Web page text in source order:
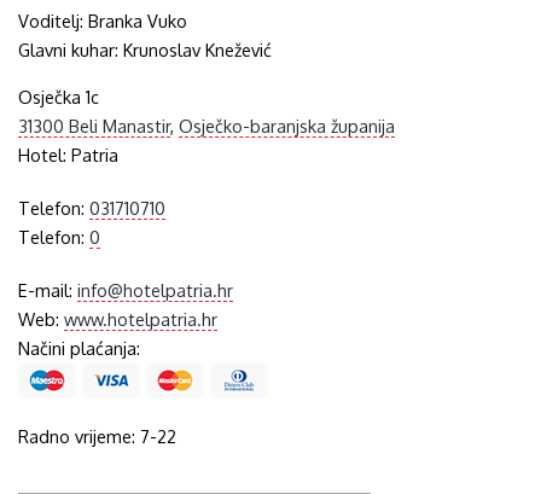
Voditelj:Branka Vuko
Glavni kuhar:Krunoslav Knežević
Osječka 1c
31300 Beli Manastir,Osječko-baranjska županija
Hotel:Patria
Telefon:031710710
Telefon:0
E-mail:info@hotelpatria.hr
Web:www.hotelpatria.hr
Načini plaćanja:
Radno vrijeme: 7-22